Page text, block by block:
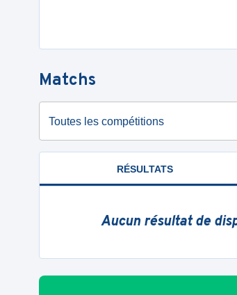
Matchs
Toutes les compétitions
RÉSULTATS
Aucun résultat de